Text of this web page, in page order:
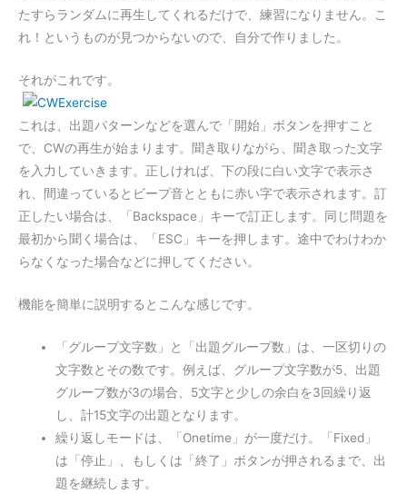
たすらランダムに再生してくれるだけで、練習になりません。こ
れ！というものが見つからないので、自分で作りました。
それがこれです。
これは、出題パターンなどを選んで「開始」ボタンを押すこと
で、CWの再生が始まります。聞き取りながら、聞き取った文字
を入力していきます。正しければ、下の段に白い文字で表示さ
れ、間違っているとビープ音とともに赤い字で表示されます。訂
正したい場合は、「Backspace」キーで訂正します。同じ問題を
最初から聞く場合は、「ESC」キーを押します。途中でわけわか
らなくなった場合などに押してください。
機能を簡単に説明するとこんな感じです。
「グループ文字数」と「出題グループ数」は、一区切りの
文字数とその数です。例えば、グループ文字数が5、出題
グループ数が3の場合、5文字と少しの余白を3回繰り返
し、計15文字の出題となります。
繰り返しモードは、「Onetime」が一度だけ。「Fixed」
は「停止」、もしくは「終了」ボタンが押されるまで、出
題を継続します。